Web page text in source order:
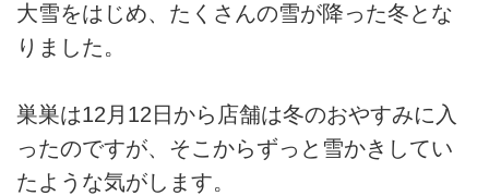
大雪をはじめ、たくさんの雪が降った冬とな
りました。
巣巣は12月12日から店舗は冬のおやすみに入
ったのですが、そこからずっと雪かきしてい
たような気がします。